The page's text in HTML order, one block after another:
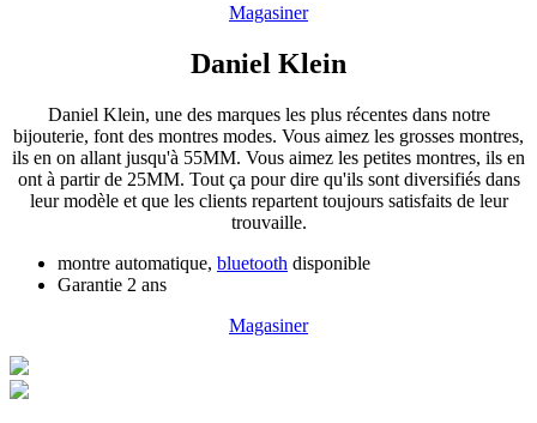
Magasiner
Daniel Klein
Daniel Klein, une des marques les plus récentes dans notre
bijouterie, font des montres modes. Vous aimez les grosses montres,
ils en on allant jusqu'à 55MM. Vous aimez les petites montres, ils en
ont à partir de 25MM. Tout ça pour dire qu'ils sont diversifiés dans
leur modèle et que les clients repartent toujours satisfaits de leur
trouvaille.
montre automatique, bluetooth disponible
Garantie 2 ans
Magasiner